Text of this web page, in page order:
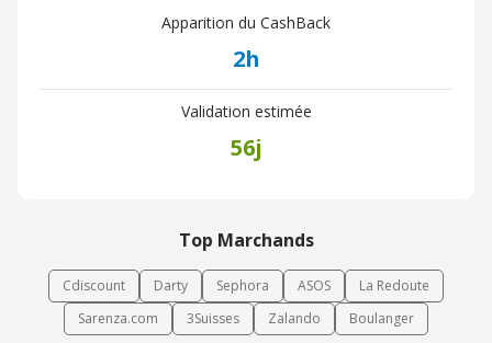
Apparition du CashBack
2h
Validation estimée
56j
Top Marchands
Cdiscount Darty Sephora ASOS
La Redoute
Sarenza.com
3Suisses Zalando Boulanger